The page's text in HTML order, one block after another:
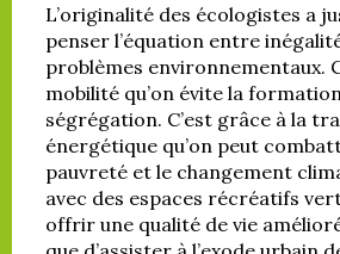
L’originalité des écologistes a
penser l’équation entre
problèmes environnementaux.
mobilité qu’on évite la
ségrégation. C’est grâce à la
énergétique qu’on peut
pauvreté et le changement
avec des espaces récréatifs
offrir une qualité de vie